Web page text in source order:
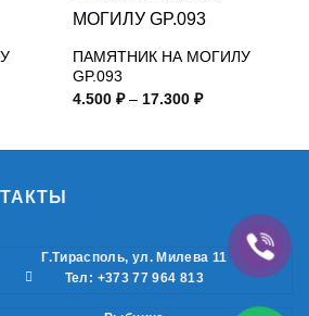
ПАМЯТНИК НА МОГИЛУ
GP.093
4.500₽ – 17.300₽Диапазон
Г.Тирасполь, ул. Милева 11
Тел: +373 77 964 813